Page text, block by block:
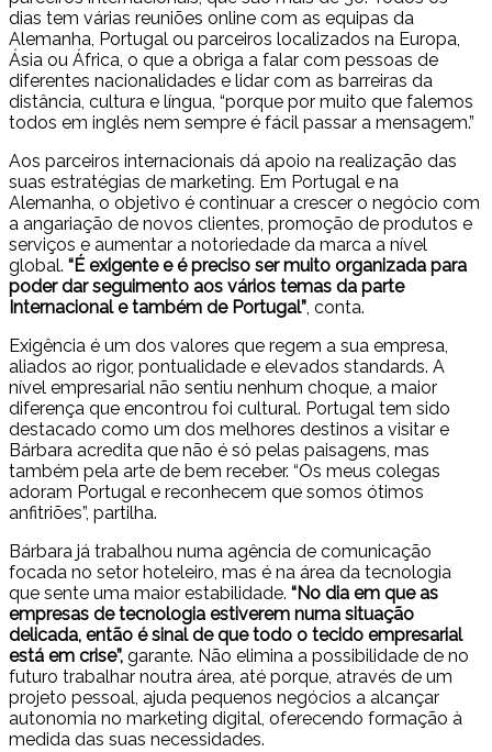
dias tem várias reuniões online com as equipas da
Alemanha, Portugal ou parceiros localizados na Europa,
Ásia ou África, o que a obriga a falar com pessoas de
diferentes nacionalidades e lidar com as barreiras da
distância, cultura e língua, “porque por muito que falemos
todos em inglês nem sempre é fácil passar a mensagem.”
Aos parceiros internacionais dá apoio na realização das
suas estratégias de marketing. Em Portugal e na
Alemanha, o objetivo é continuar a crescer o negócio com
a angariação de novos clientes, promoção de produtos e
serviços e aumentar a notoriedade da marca a nível
global. “É exigente e é preciso ser muito organizada para
poder dar seguimento aos vários temas da parte
Internacional e também de Portugal”, conta.
Exigência é um dos valores que regem a sua empresa,
aliados ao rigor, pontualidade e elevados standards. A
nível empresarial não sentiu nenhum choque, a maior
diferença que encontrou foi cultural. Portugal tem sido
destacado como um dos melhores destinos a visitar e
Bárbara acredita que não é só pelas paisagens, mas
também pela arte de bem receber. “Os meus colegas
adoram Portugal e reconhecem que somos ótimos
anfitriões”, partilha.
Bárbara já trabalhou numa agência de comunicação
focada no setor hoteleiro, mas é na área da tecnologia
que sente uma maior estabilidade. “No dia em que as
empresas de tecnologia estiverem numa situação
delicada, então é sinal de que todo o tecido empresarial
está em crise”, garante. Não elimina a possibilidade de no
futuro trabalhar noutra área, até porque, através de um
projeto pessoal, ajuda pequenos negócios a alcançar
autonomia no marketing digital, oferecendo formação à
medida das suas necessidades.